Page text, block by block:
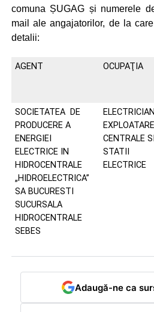
comuna ȘUGAG și numerele
mail ale angajatorilor, de la
detalii:
AGENT OCUPAŢIA
SOCIETATEA DE
PRODUCERE A
ENERGIEI
ELECTRICE IN
HIDROCENTRALE
„HIDROELECTRICA”
SA BUCURESTI
SUCURSALA
HIDROCENTRALE
SEBES
ELECTRICIAN
EXPLOATARE
CENTRALE SI
STATII
ELECTRICE
Adaugă-ne ca